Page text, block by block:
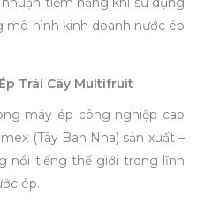
hình kinh doanh nước ép
Trái Cây Multifruit
máy ép công nghiệp cao
(Tây Ban Nha) sản xuất –
nổi tiếng thế giới trong lĩnh
ép.